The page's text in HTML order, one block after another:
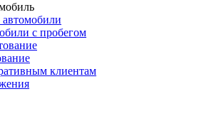
с пробегом
клиентам